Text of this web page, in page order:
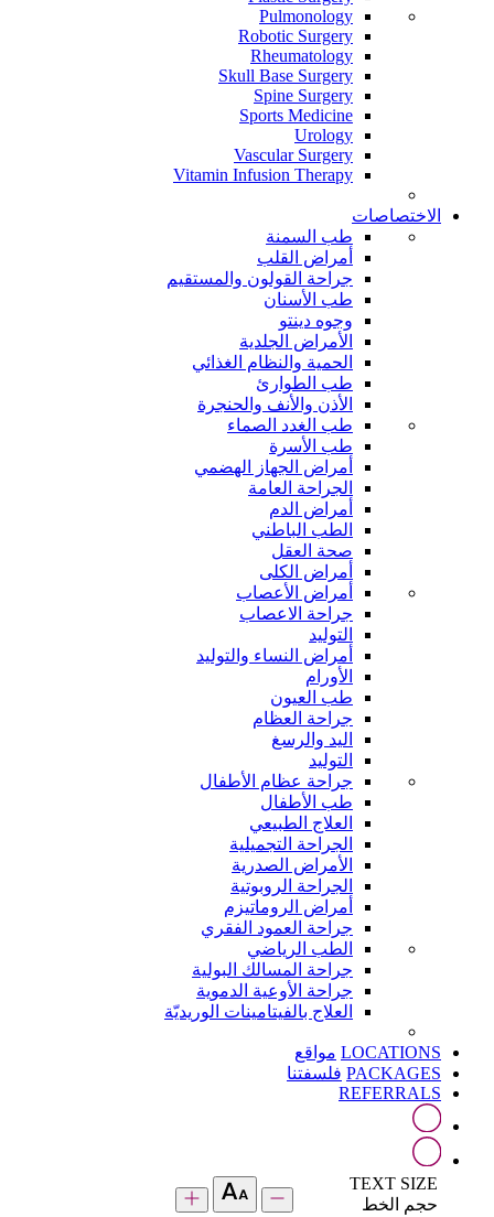
Pulmonology
Robotic Surgery
Rheumatology
Skull Base Surgery
Spine Surgery
Sports Medicine
Urology
Vascular Surgery
Vitamin Infusion Therapy
الاختصاصات
طب السمنة
أمراض القلب
جراحة القولون والمستقيم
طب الأسنان
وجوه دينتو
الأمراض الجلدية
الحمية والنظام الغذائي
طب الطوارئ
الأذن والأنف والحنجرة
طب الغدد الصماء
طب الأسرة
أمراض الجهاز الهضمي
الجراحة العامة
أمراض الدم
الطب الباطني
صحة العقل
أمراض الكلى
أمراض الأعصاب
جراحة الاعصاب
التوليد
أمراض النساء والتوليد
الأورام
طب العيون
جراحة العظام
اليد والرسغ
التوليد
جراحة عظام الأطفال
طب الأطفال
العلاج الطبيعي
الجراحة التجميلية
الأمراض الصدرية
الجراحة الروبوتية
أمراض الروماتيزم
جراحة العمود الفقري
الطب الرياضي
جراحة المسالك البولية
جراحة الأوعية الدموية
العلاج بالفيتامينات الوريديّة
LOCATIONS مواقع
PACKAGES فلسفتنا
REFERRALS
TEXT SIZE
حجم الخط